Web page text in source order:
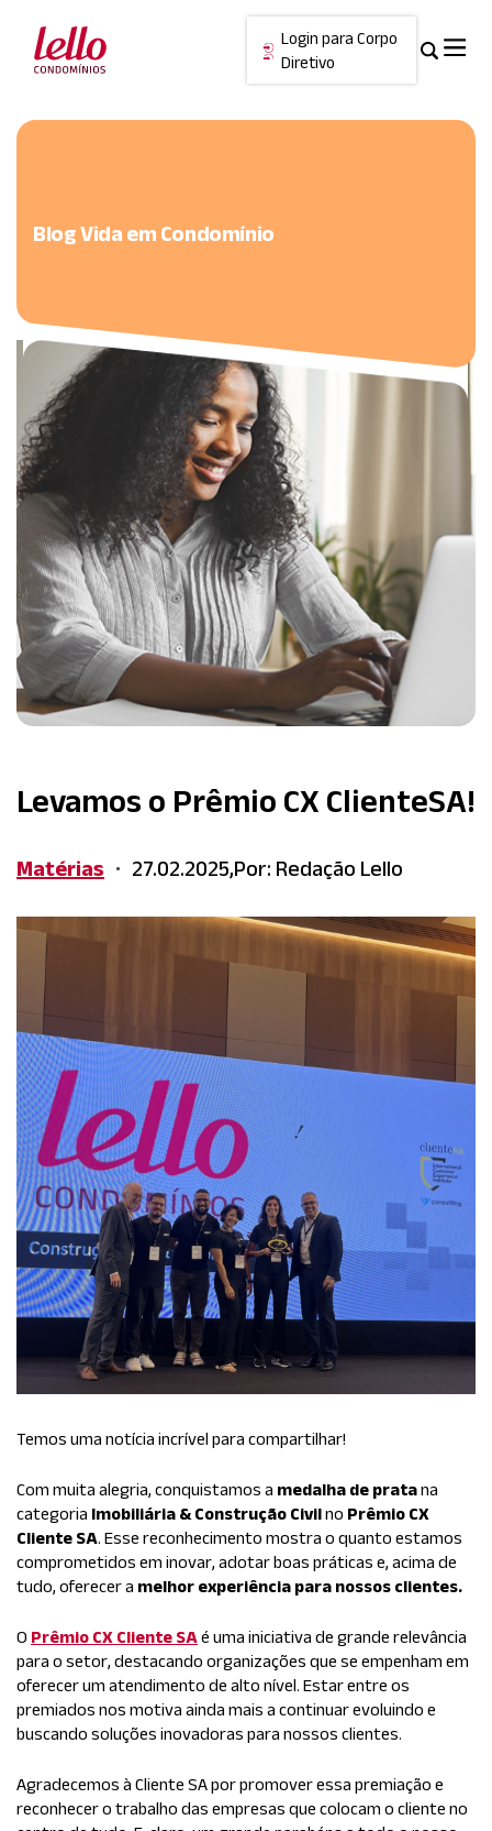
Login para Corpo
Diretivo
Cancelar
Blog Vida em Condomínio
Levamos o Prêmio CX ClienteSA!
Matérias • 27.02.2025,Por: Redação Lello
Temos uma notícia incrível para compartilhar!
Com muita alegria, conquistamos a medalha de pratana
categoria Imobiliária & Construção Civilno Prêmio CX
Cliente SA. Esse reconhecimento mostra o quanto estamos
comprometidos em inovar, adotar boas práticas e, acima de
tudo, oferecer a melhor experiência para nossos clientes.
O Prêmio CX Cliente SA é uma iniciativa de grande relevância
para o setor, destacando organizações que se empenham em
oferecer um atendimento de alto nível. Estar entre os
premiados nos motiva ainda mais a continuar evoluindo e
buscando soluções inovadoras para nossos clientes.
Agradecemos à Cliente SA por promover essa premiação e
reconhecer o trabalho das empresas que colocam o cliente no